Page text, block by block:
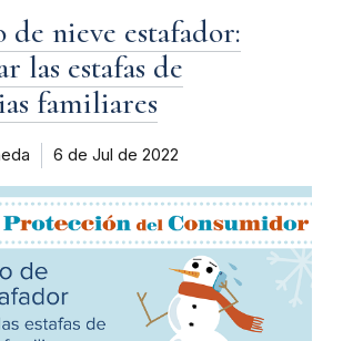
de nieve estafador:
las estafas de
familiares
6 de Jul de 2022